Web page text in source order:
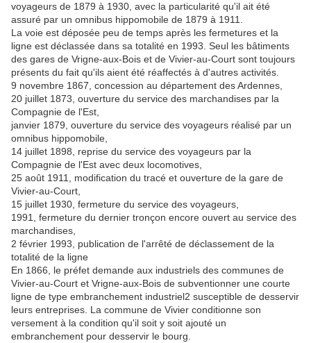
voyageurs de 1879 à 1930, avec la particularité qu'il ait été
assuré par un omnibus hippomobile de 1879 à 1911.
La voie est déposée peu de temps après les fermetures et la
ligne est déclassée dans sa totalité en 1993. Seul les bâtiments
des gares de Vrigne-aux-Bois et de Vivier-au-Court sont toujours
présents du fait qu'ils aient été réaffectés à d'autres activités.
9 novembre 1867, concession au département des Ardennes,
20 juillet 1873, ouverture du service des marchandises par la
Compagnie de l'Est,
janvier 1879, ouverture du service des voyageurs réalisé par un
omnibus hippomobile,
14 juillet 1898, reprise du service des voyageurs par la
Compagnie de l'Est avec deux locomotives,
25 août 1911, modification du tracé et ouverture de la gare de
Vivier-au-Court,
15 juillet 1930, fermeture du service des voyageurs,
1991, fermeture du dernier tronçon encore ouvert au service des
marchandises,
2 février 1993, publication de l'arrêté de déclassement de la
totalité de la ligne
En 1866, le préfet demande aux industriels des communes de
Vivier-au-Court et Vrigne-aux-Bois de subventionner une courte
ligne de type embranchement industriel2 susceptible de desservir
leurs entreprises. La commune de Vivier conditionne son
versement à la condition qu'il soit y soit ajouté un
embranchement pour desservir le bourg.